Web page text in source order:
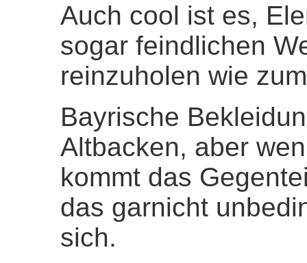
Auch cool ist es,
sogar feindlichen
reinzuholen wie
Bayrische
Altbacken, aber
kommt das
das garnicht
sich.